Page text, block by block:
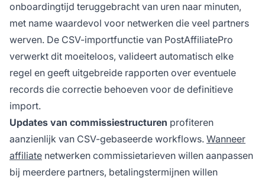
onboardingtijd teruggebracht van uren naar minuten,
met name waardevol voor netwerken die veel partners
werven. De CSV-importfunctie van PostAffiliatePro
verwerkt dit moeiteloos, valideert automatisch elke
regel en geeft uitgebreide rapporten over eventuele
records die correctie behoeven voor de definitieve
import.
Updates van commissiestructuren profiteren
aanzienlijk van CSV-gebaseerde workflows. Wanneer
affiliate netwerken commissietarieven willen aanpassen
bij meerdere partners, betalingstermijnen willen